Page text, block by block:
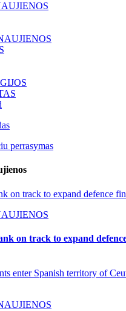
on track to expand defence
on track to expand
enter Spanish territory of